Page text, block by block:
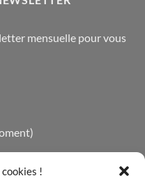
cookies !
mensuelle pour vous